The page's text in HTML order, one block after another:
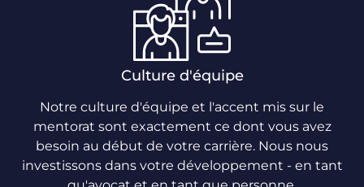
Culture d'équipe
Notre culture d'équipe et l'accent mis sur le
mentorat sont exactement ce dont vous avez
besoin au début de votre carrière. Nous nous
investissons dans votre développement - en tant